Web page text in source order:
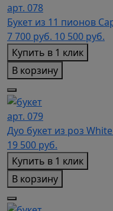
арт. 078
Букет из 11 пионов
7 700 руб. 10 500 руб.
Купить в 1 клик
В корзину
арт. 079
Дуо букет из роз
19 500 руб.
Купить в 1 клик
В корзину